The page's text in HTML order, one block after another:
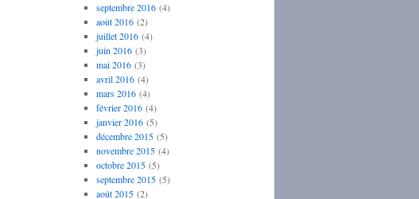
septembre 2016(4)
août 2016(2)
juillet 2016(4)
juin 2016(3)
mai 2016(3)
avril 2016(4)
mars 2016(4)
février 2016(4)
janvier 2016(5)
décembre 2015(5)
novembre 2015(4)
octobre 2015(5)
septembre 2015(5)
août 2015(2)